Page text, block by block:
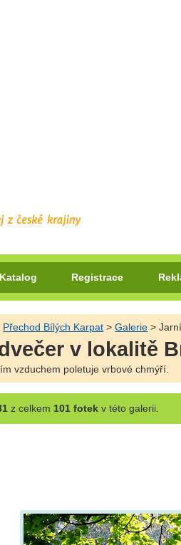
Katalog Registrace
Přechod Bílých Karpat >Galerie >
v lokalitě
vzduchem poletuje vrbové chmýří.
z celkem 101 fotekv této galerii.